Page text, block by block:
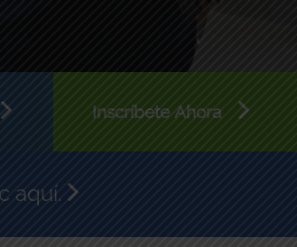
Inscríbete Ahora
aquí.